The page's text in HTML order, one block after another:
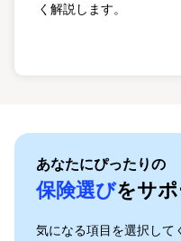
く解説します。
あなたにぴったりの
保険選びをサポ
気になる項目を選択して